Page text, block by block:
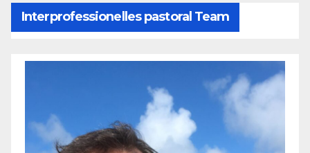
Interprofessionelles pastoral Team